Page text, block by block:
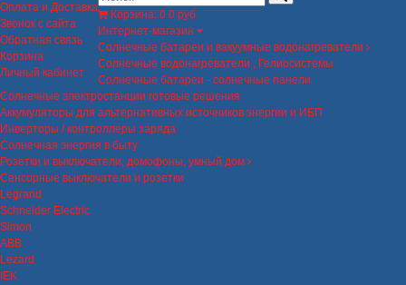
Оплата и Доставка
Звонок с сайта
Обратная связь
Корзина
Личный кабинет
Корзина: 0 0 руб
Интернет-магазин
Солнечные батареи и вакуумные водонагреватели
Солнечные водонагреватели , Гелиосистемы
Солнечные батареи - солнечные панели
Солнечные электростанции готовые решения
Аккумуляторы для альтернативных источников энергии и ИБП
Инверторы / контроллеры заряда
Солнечная энергия в быту
Розетки и выключатели, домофоны, умный дом
Сенсорные выключатели и розетки
Legrand
Schneider Electric
Simon
ABB
Lezard
IEK